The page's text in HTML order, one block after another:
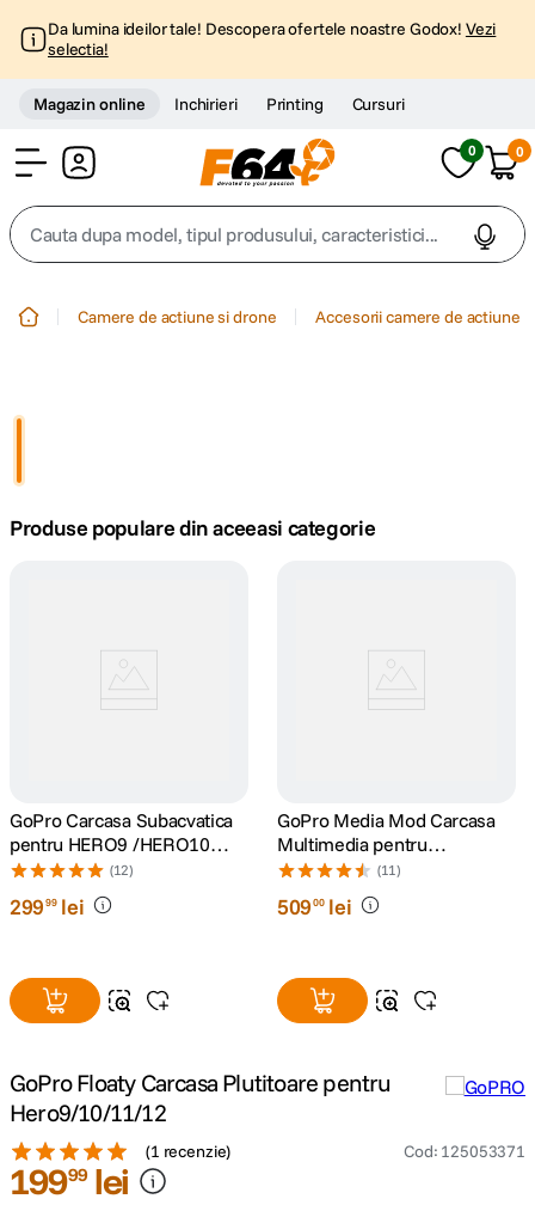
Da lumina ideilor tale! Descopera ofertele noastre Godox! Vezi
selectia!
Magazin online Inchirieri Printing Cursuri
0 0
Cauta dupa model, tipul produsului, caracteristici...
4. peak design
9 . dji mic mini
10. dji osmo pocket 4
Camere de actiune si drone Accesorii camere de actiune
Produse populare din aceeasi categorie
GoPro Carcasa Subacvatica
pentru HERO9 /HERO10
/HERO11 Black/HERO12/
HERO13
(12)
29999 lei
GoPro Media Mod Carcasa
Multimedia pentru
HERO9/10/11/12/13 Black
(11)
50900 lei
GoPro Floaty Carcasa Plutitoare pentru
Hero9/10/11/12
(1 recenzie) Cod: 125053371
19999 lei